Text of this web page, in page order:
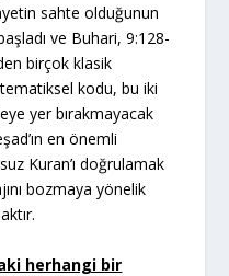
sahte olduğunun
ve Buhari, 9:128-
birçok klasik
kodu, bu iki
yer bırakmayacak
en önemli
Kuran’ı doğrulamak
bozmaya yönelik
herhangi bir